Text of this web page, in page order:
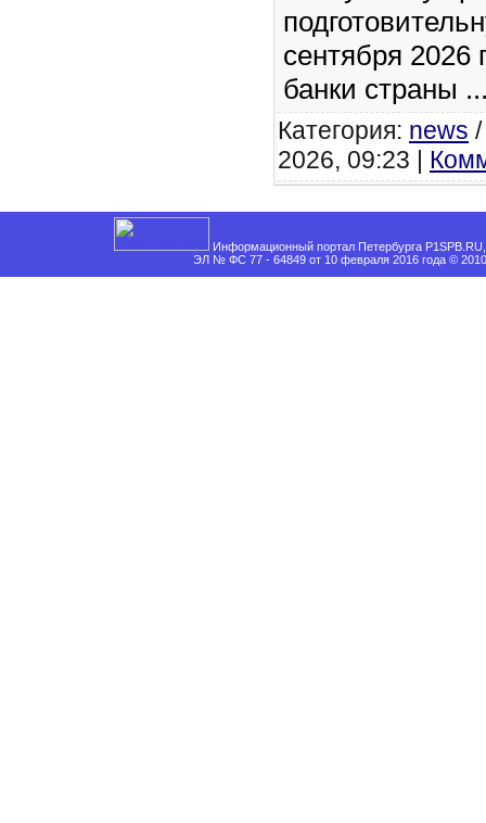
сентября 2026
банки страны
Категория: news
2026, 09:23 |
Информационный портал Петербурга
ЭЛ № ФС 77 - 64849 от 10 февраля 2016 года ©